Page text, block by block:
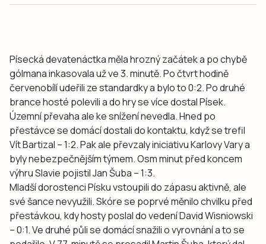
Písecká devatenáctka měla hrozný začátek a po chybě
gólmana inkasovala už ve 3. minutě. Po čtvrt hodině
červenobílí udeřili ze standardky a bylo to 0:2. Po druhé
brance hosté polevili a do hry se více dostal Písek.
Územní převaha ale ke snížení nevedla. Hned po
přestávce se domácí dostali do kontaktu, když se trefil
Vít Bartizal – 1:2. Pak ale převzaly iniciativu Karlovy Vary a
byly nebezpečnějším týmem. Osm minut před koncem
výhru Slavie pojistil Jan Šuba – 1:3.
Mladší dorostenci Písku vstoupili do zápasu aktivně, ale
své šance nevyužili. Skóre se poprvé měnilo chvilku před
přestávkou, kdy hosty poslal do vedení David Wisniowski
– 0:1. Ve druhé půli se domácí snažili o vyrovnání a to se